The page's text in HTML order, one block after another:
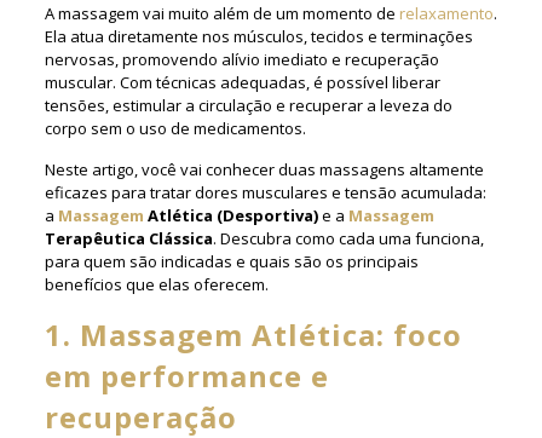
A massagem vai muito além de um momento de relaxamento.
Ela atua diretamente nos músculos, tecidos e terminações
nervosas, promovendo alívio imediato e recuperação
muscular. Com técnicas adequadas, é possível liberar
tensões, estimular a circulação e recuperar a leveza do
corpo sem o uso de medicamentos.
Neste artigo, você vai conhecer duas massagens altamente
eficazes para tratar dores musculares e tensão acumulada:
a Massagem Atlética (Desportiva)e a Massagem
Terapêutica Clássica. Descubra como cada uma funciona,
para quem são indicadas e quais são os principais
benefícios que elas oferecem.
1. Massagem Atlética: foco
em performance e
recuperação